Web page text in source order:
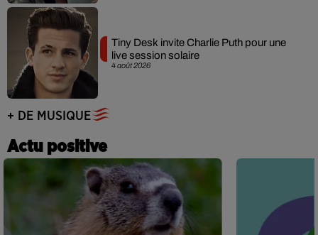
4 août 2026
Tiny Desk invite Charlie Puth pour une
live session solaire
+ DE MUSIQUE
Actu positive